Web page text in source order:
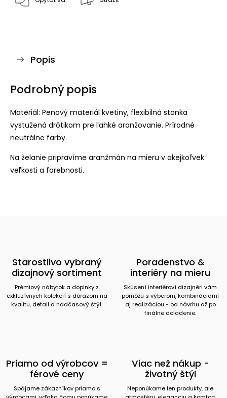
Popis
Podrobný popis
Materiál: Penový materiál kvetiny, flexibilná stonka
vystužená drôtikom pre ľahké aranžovanie. Prírodné
neutrálne farby.
Na želanie pripravíme aranžmán na mieru v akejkoľvek
veľkosti a farebnosti.
Starostlivo vybraný
dizajnový sortiment
Prémiový nábytok a doplnky z
exkluzívnych kolekcií s dôrazom na
kvalitu, detail a nadčasový štýl.
Poradenstvo &
interiéry na mieru
Skúsení interiéroví dizajnéri vám
pomôžu s výberom, kombináciami
aj realizáciou - od návrhu až po
finálne doladenie.
Priamo od výrobcov =
férové ceny
Spájame zákazníkov priamo s
Viac než nákup -
životný štýl
Neponúkame len produkty, ale